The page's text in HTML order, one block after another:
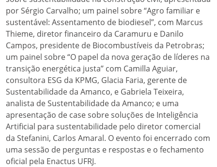
por Sérgio Carvalho; um painel sobre “Agro familiar e
sustentável: Assentamento de biodiesel”, com Marcus
Thieme, diretor financeiro da Caramuru e Danilo
Campos, presidente de Biocombustíveis da Petrobras;
um painel sobre “O papel da nova geração de líderes na
transição energética justa” com Camilla Aguiar,
consultora ESG da KPMG, Glacia Faria, gerente de
Sustentabilidade da Amanco, e Gabriela Teixeira,
analista de Sustentabilidade da Amanco; e uma
apresentação de case sobre soluções de Inteligência
Artificial para sustentabilidade pelo diretor comercial
da Stefanini, Carlos Amaral. O evento foi encerrado com
uma sessão de perguntas e respostas e o fechamento
oficial pela Enactus UFRJ.